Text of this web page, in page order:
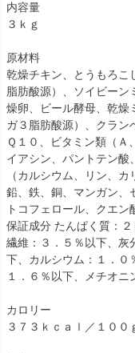
内容量
３ｋｇ
原材料
乾燥チキン、とうもろこ
脂肪酸源）、ソイビーン
燥卵、ビール酵母、乾燥
ガ３脂肪酸源）、クラン
Ｑ１０、ビタミン類（
イアシン、パントテン酸
（カルシウム、リン、
鉛、鉄、銅、マンガン、
トコフェロール、クエン
保証成分 たんぱく質：
繊維：３．５％以下、灰
下、カルシウム：１．０
１．６％以下、メチオ
カロリー
３７３ｋｃａｌ／１００